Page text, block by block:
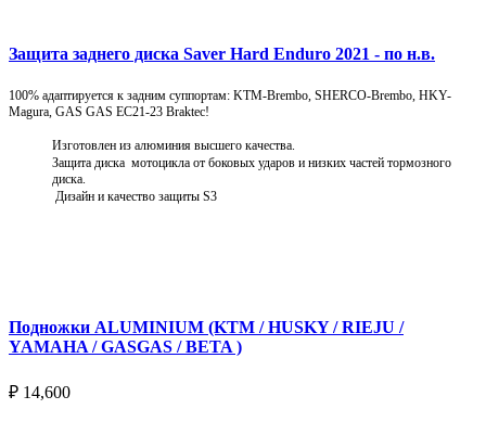
Защита заднего диска Saver Hard Enduro 2021 - по н.в.
100% адаптируется к задним суппортам: KTM-Brembo, SHERCO-Brembo, HKY-
Magura, GAS GAS EC21-23 Braktec!
Изготовлен из алюминия высшего качества.
Защита диска мотоцикла от боковых ударов и низких частей тормозного
диска.
Дизайн и качество защиты S3
Подножки ALUMINIUM (KTM / HUSKY / RIEJU /
YAMAHA / GASGAS / BETA )
₽ 14,600